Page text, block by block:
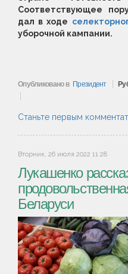
Соответствующее
дал в ходе
уборочной кампании.
Опубликовано в Президент
Станьте первым
Вторник, 26 июля 2022 11:28
Лукашенко
Беларуси